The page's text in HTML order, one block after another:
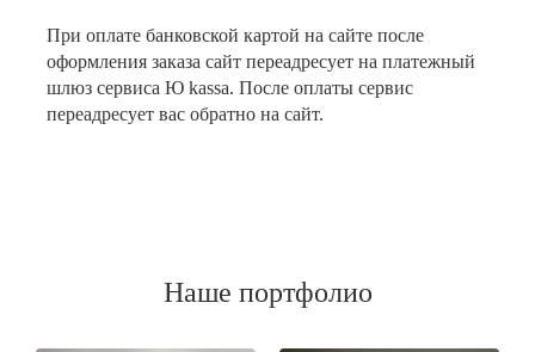
При оплате банковской картой на сайте после
оформления заказа сайт переадресует на платежный
шлюз сервиса Ю kassa. После оплаты сервис
переадресует вас обратно на сайт.
Наше портфолио